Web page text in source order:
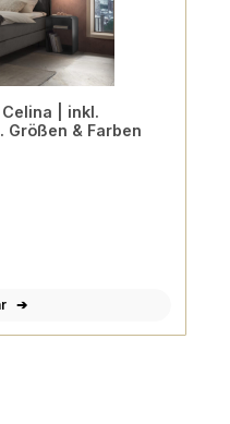
| inkl.
& Farben